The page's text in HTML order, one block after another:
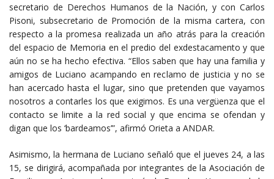
secretario de Derechos Humanos de la Nación, y con Carlos
Pisoni, subsecretario de Promoción de la misma cartera, con
respecto a la promesa realizada un año atrás para la creación
del espacio de Memoria en el predio del exdestacamento y que
aún no se ha hecho efectiva. “Ellos saben que hay una familia y
amigos de Luciano acampando en reclamo de justicia y no se
han acercado hasta el lugar, sino que pretenden que vayamos
nosotros a contarles los que exigimos. Es una vergüenza que el
contacto se limite a la red social y que encima se ofendan y
digan que los ‘bardeamos’”, afirmó Orieta a ANDAR.
Asimismo, la hermana de Luciano señaló que el jueves 24, a las
15, se dirigirá, acompañada por integrantes de la Asociación de